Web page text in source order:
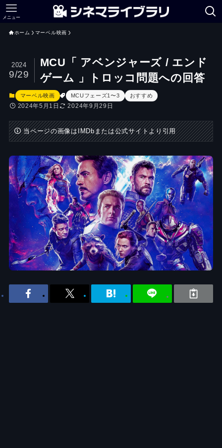
メニュー
ホーム マーベル映画
MCU「 アベンジャーズ / エンド
ゲーム 」トロッコ問題への回答
2024
9/29
マーベル映画 MCUフェーズ1〜3 おすすめ
2024年5月1日 2024年9月29日
当ページの画像はIMDbまたは公式サイトより引用